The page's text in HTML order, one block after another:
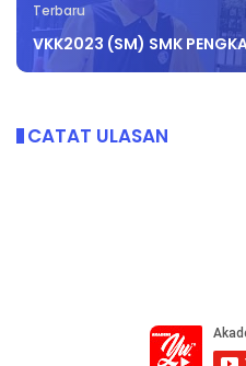
Terbaru
VKK2023 (SM) SMK
CATAT ULASAN